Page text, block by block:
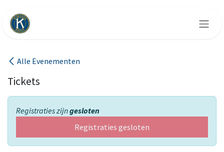
Alle Evenementen
Tickets
Registraties zijngesloten
Registraties gesloten